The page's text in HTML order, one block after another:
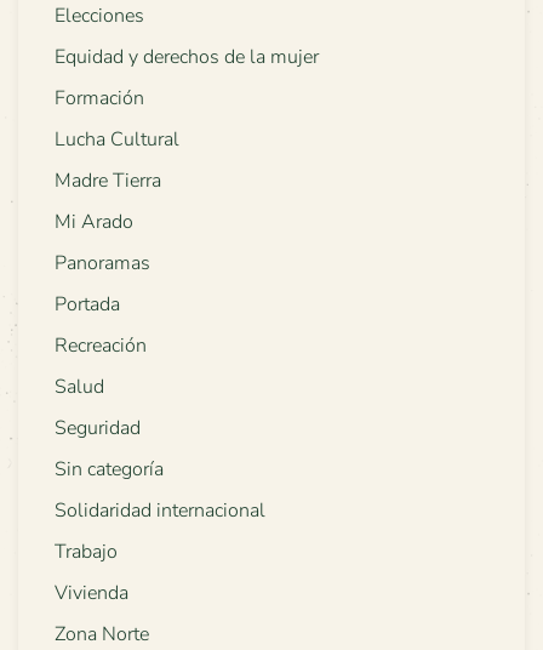
Elecciones
Equidad y derechos de la mujer
Formación
Lucha Cultural
Madre Tierra
Mi Arado
Panoramas
Portada
Recreación
Salud
Seguridad
Sin categoría
Solidaridad internacional
Trabajo
Vivienda
Zona Norte